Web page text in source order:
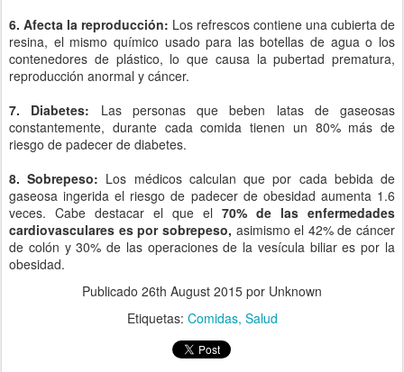
6. Afecta la reproducción: Los refrescos contiene una cubierta de
resina, el mismo químico usado para las botellas de agua o los
contenedores de plástico, lo que causa la pubertad prematura,
reproducción anormal y cáncer.
7. Diabetes: Las personas que beben latas de gaseosas
constantemente, durante cada comida tienen un 80% más de
riesgo de padecer de diabetes.
8. Sobrepeso: Los médicos calculan que por cada bebida de
gaseosa ingerida el riesgo de padecer de obesidad aumenta 1.6
veces. Cabe destacar el que el 70% de las enfermedades
cardiovasculares es por sobrepeso, asimismo el 42% de cáncer
de colón y 30% de las operaciones de la vesícula biliar es por la
obesidad.
Publicado 26th August 2015 por Unknown
Etiquetas: Comidas Salud